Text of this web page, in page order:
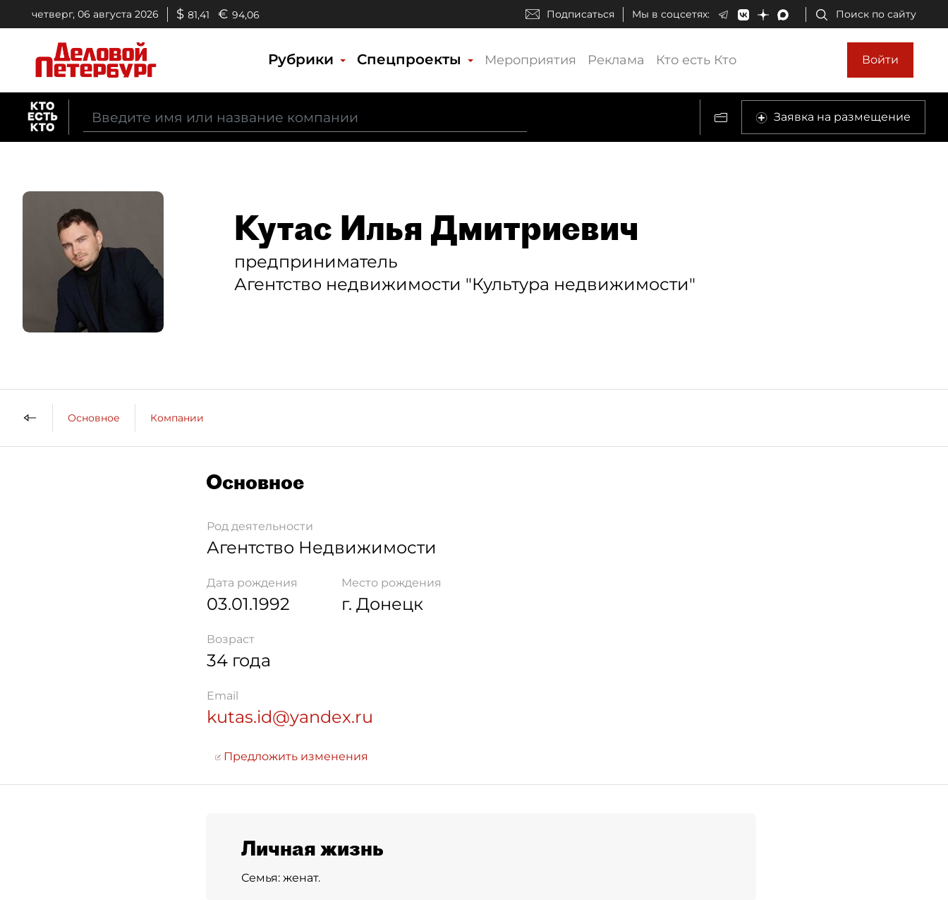
четверг, 06 августа 2026 $ 81,41 € 94,06 Подписаться Мы в соцсетях: Поиск по сайту
Рубрики Спецпроекты Мероприятия Реклама Кто есть Кто Войти
Заявка на размещение
Кутас Илья Дмитриевич
предприниматель
Агентство недвижимости "Культура недвижимости"
Основное Компании
Основное
Род деятельности
Агентство Недвижимости
Дата рождения
03.01.1992
Место рождения
г. Донецк
Возраст
34 года
Email
kutas.id@yandex.ru
Предложить изменения
Личная жизнь
Семья: женат.